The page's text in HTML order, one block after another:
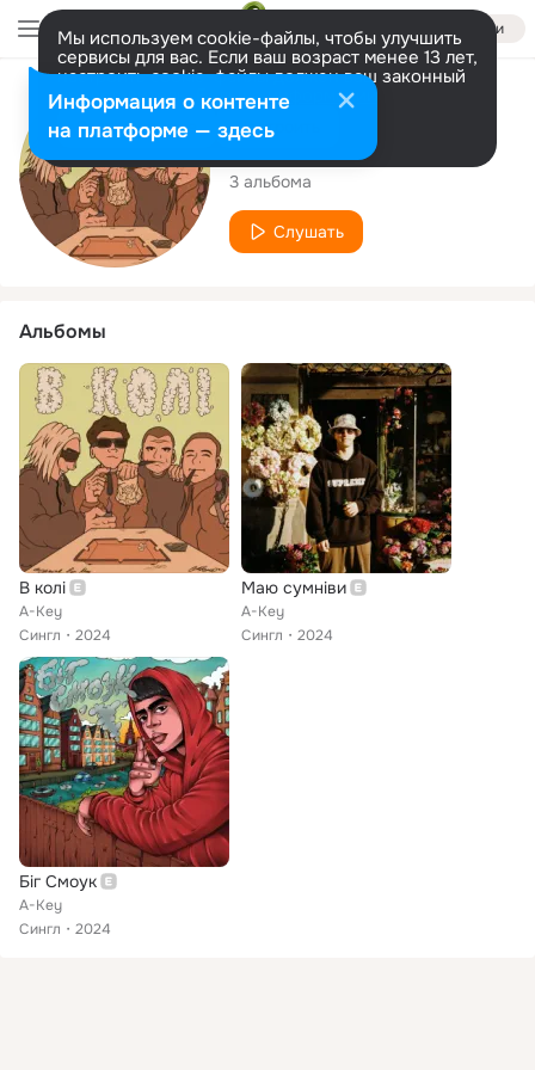
Войти
Мы используем cookie-файлы, чтобы улучшить
сервисы для вас. Если ваш возраст менее 13 лет,
настроить cookie-файлы должен ваш законный
представитель. Больше информации
Разрешить все Настроить
Исполнитель
A-Key
3 альбома
Слушать
Альбомы
В колі
A-Key
Сингл
2024
Маю сумніви
A-Key
Сингл
2024
Біг Смоук
A-Key
Сингл
2024
Информация о контенте
на платформе — здесь